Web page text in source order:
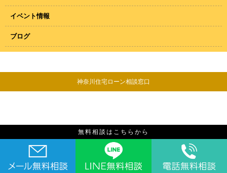
イベント情報
ブログ
神奈川住宅ローン相談窓口
無料相談はこちらから